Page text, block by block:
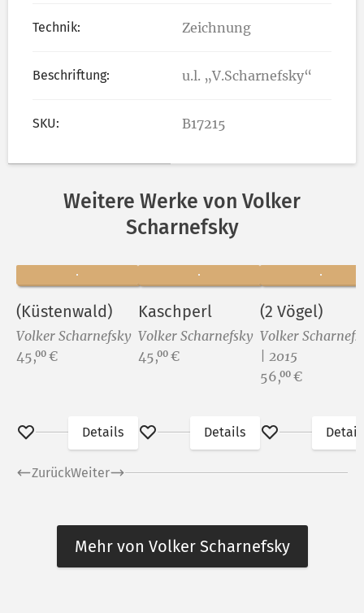
Technik: Zeichnung
Beschriftung: u.l. „V.Scharnefsky“
SKU: B17215
Weitere Werke von Volker
Scharnefsky
(Küstenwald)
Volker Scharnefsky
Preis:
45,00 €
Merken
Details
Kaschperl
Volker Scharnefsky
Preis:
45,00 €
Merken
Details
(2 Vögel)
Volker
| 2015
Preis:
56,00 €
Merken
ZurückWeiter
Mehr von Volker Scharnefsky